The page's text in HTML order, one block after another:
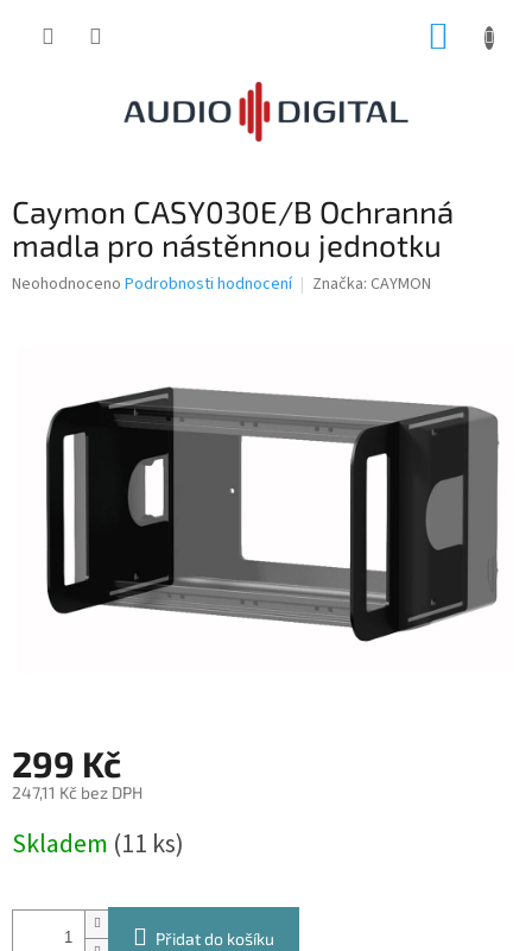
Caymon CASY030E/B Ochranná
madla pro nástěnnou jednotku
Průměrné
hvězdiček.
Neohodnoceno Podrobnosti hodnocení Značka: CAYMON
299 Kč
247,11 Kč bez DPH
cena:
Skladem (11 ks)
Přidat do košíku